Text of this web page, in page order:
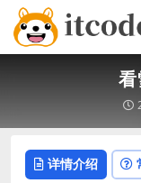
看
详情介绍